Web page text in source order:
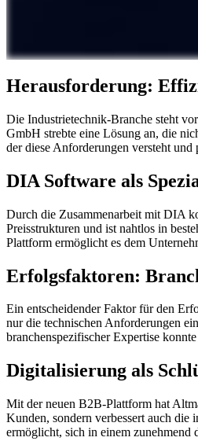
Herausforderung:
Die Industrietechnik-Branche steht
GmbH strebte eine Lösung an, die
der diese Anforderungen versteht
DIA Software als
Durch die Zusammenarbeit mit DIA
Preisstrukturen und ist nahtlos in
Plattform ermöglicht es dem
Erfolgsfaktoren:
Ein entscheidender Faktor für den
nur die technischen Anforderungen
branchenspezifischer Expertise
Digitalisierung als
Mit der neuen B2B-Plattform hat
Kunden, sondern verbessert auch
ermöglicht, sich in einem zunehmend